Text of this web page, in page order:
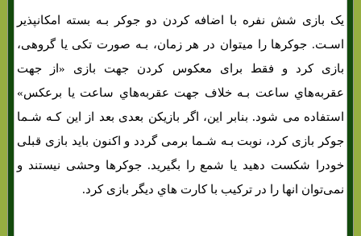
یک بازی شش نفره با اضافه کردن دو جوکر بـه بسته امکانپذیر
اسـت. جوکرها را میتوان در هر زمان، بـه صورت تکی یا گروهی،
بازی کرد و فقط برای معکوس کردن جهت بازی «از جهت
عقربه‌هاي‌ ساعت بـه خلاف جهت عقربه‌هاي‌ ساعت یا برعکس»
استفاده می شود. بنابر این، اگر بازیکن بعدی بعد از این کـه شـما
جوکر بازی کرد، نوبت بـه شـما برمی گردد و اکنون باید بازی قبلی
خودرا شکست دهید یا شمع را بگیرید. جوکرها وحشی نیستند و
نمی‌توان انها را در ترکیب با کارت هاي‌ دیگر بازی کرد.